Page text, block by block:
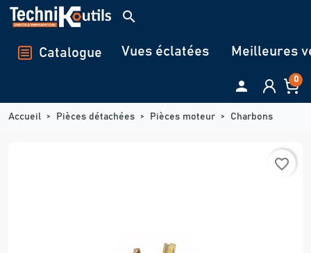
Panneau de gestion des cookies
search
Catalogue Vues éclatées Meilleures
 0
Accueil Pièces détachées Pièces moteur Charbons
favorite_border